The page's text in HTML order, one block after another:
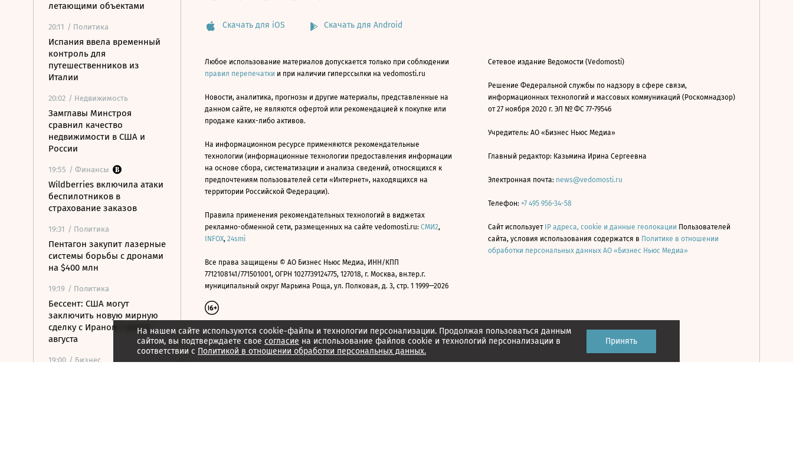
летающими объектами
20:11 / Политика
Испания ввела временный
контроль для
путешественников из
Италии
20:02 / Недвижимость
Замглавы Минстроя
сравнил качество
недвижимости в США и
России
19:55 / Финансы
Wildberries включила атаки
беспилотников в
страхование заказов
19:31 / Политика
Пентагон закупит лазерные
системы борьбы с дронами
на $400 млн
19:19 / Политика
Бессент: США могут
заключить новую мирную
сделку с Ираном 7 или 8
августа
19:00 / Бизнес
На нашем сайте используются cookie-файлы и технологии персонализации. Продолжая пользоваться данным
сайтом, вы подтверждаете свое согласие на использование файлов cookie и технологий персонализации в
соответствии с Политикой в отношении обработки персональных данных.
Принять
Скачать для iOS Скачать для Android
Любое использование материалов допускается только при соблюдении
правил перепечатки и при наличии гиперссылки на vedomosti.ru
Новости, аналитика, прогнозы и другие материалы, представленные на
данном сайте, не являются офертой или рекомендацией к покупке или
продаже каких-либо активов.
На информационном ресурсе применяются рекомендательные
технологии (информационные технологии предоставления информации
на основе сбора, систематизации и анализа сведений, относящихся к
предпочтениям пользователей сети «Интернет», находящихся на
территории Российской Федерации).
Правила применения рекомендательных технологий в виджетах
рекламно-обменной сети, размещенных на сайте vedomosti.ru: СМИ2,
INFOX, 24smi
Все права защищены © АО Бизнес Ньюс Медиа, ИНН/КПП
7712108141/771501001, ОГРН 1027739124775, 127018, г. Москва, вн.тер.г.
муниципальный округ Марьина Роща, ул. Полковая, д. 3, стр. 1 1999—2026
Сетевое издание Ведомости (Vedomosti)
Решение Федеральной службы по надзору в сфере связи,
информационных технологий и массовых коммуникаций (Роскомнадзор)
от 27 ноября 2020 г. ЭЛ № ФС 77-79546
Учредитель: АО «Бизнес Ньюс Медиа»
Главный редактор: Казьмина Ирина Сергеевна
Электронная почта: news@vedomosti.ru
Телефон: +7 495 956-34-58
Сайт использует IP адреса, cookie и данные геолокации Пользователей
сайта, условия использования содержатся в Политике в отношении
обработки персональных данных АО «Бизнес Ньюс Медиа»